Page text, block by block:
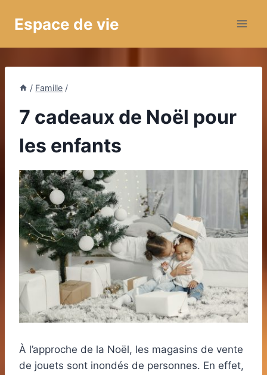
Espace de vie
/ Famille /
7 cadeaux de Noël pour
les enfants
À l’approche de la Noël, les magasins de vente
de jouets sont inondés de personnes. En effet,